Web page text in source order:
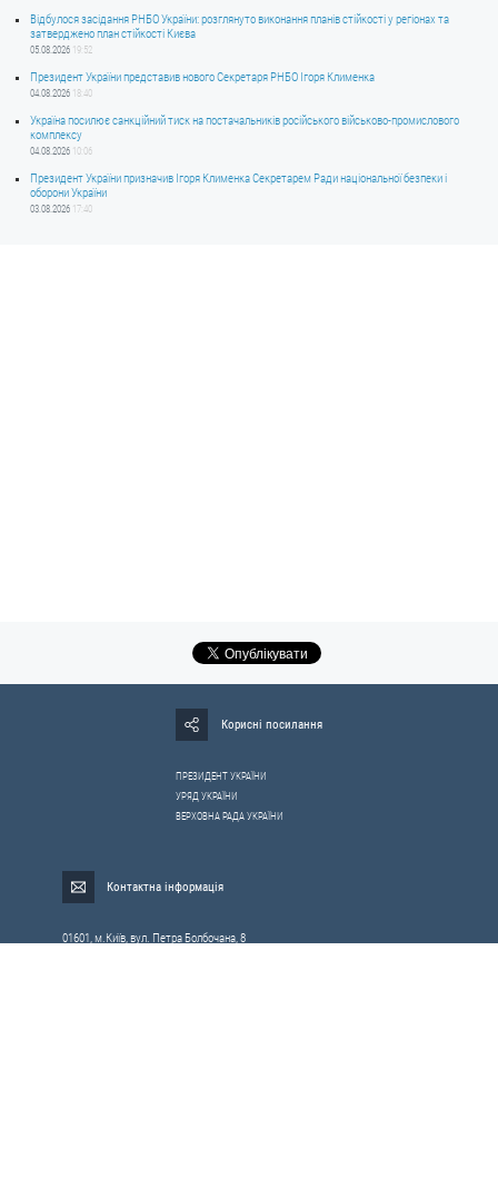
Відбулося засідання РНБО України: розглянуто виконання планів стійкості у регіонах та
затверджено план стійкості Києва
05.08.2026 19:52
Президент України представив нового Секретаря РНБО Ігоря Клименка
04.08.2026 18:40
Україна посилює санкційний тиск на постачальників російського військово-промислового
комплексу
04.08.2026 10:06
Президент України призначив Ігоря Клименка Секретарем Ради національної безпеки і
оборони України
03.08.2026 17:40
Корисні посилання
ПРЕЗИДЕНТ УКРАЇНИ
УРЯД УКРАЇНИ
ВЕРХОВНА РАДА УКРАЇНИ
Контактна інформація
01601, м.Київ, вул. Петра Болбочана, 8